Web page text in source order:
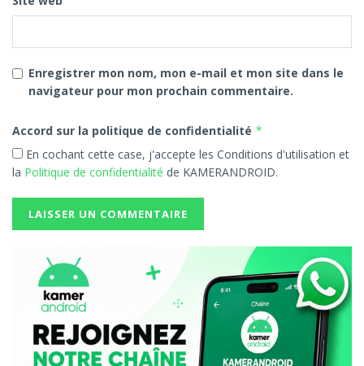
Enregistrer mon nom, mon e-mail et mon site dans le
navigateur pour mon prochain commentaire.
Accord sur la politique de confidentialité *
En cochant cette case, j'accepte les Conditions d'utilisation et
la Politique de confidentialité de KAMERANDROID.